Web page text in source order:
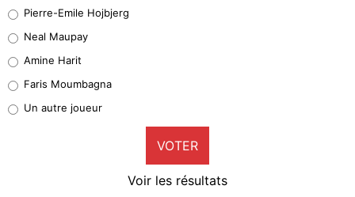
5%
1%
9%
Pierre-Emile Hojbjerg
Neal Maupay
Amine Harit
Faris Moumbagna
Un autre joueur
VOTER
Voir les résultats